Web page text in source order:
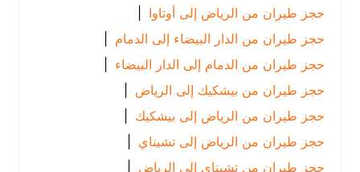
حجز طيران من الرياض إلى أوتاوا |
حجز طيران من الدار البيضاء إلى الدمام
|
حجز طيران من الدمام إلى الدار البيضاء |
حجز طيران من بيشكيك إلى الرياض
|
حجز طيران من الرياض إلى بيشكيك |
حجز طيران من الرياض إلى تشيناي |
حجز طيران من تشيناي إلى الرياض
|